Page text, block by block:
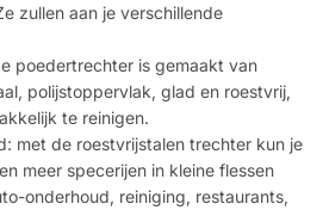
zullen aan je verschillende
poedertrechter is gemaakt van
polijstoppervlak, glad en roestvrij,
te reinigen.
met de roestvrijstalen trechter kun je
meer specerijen in kleine flessen
onderhoud, reiniging, restaurants,